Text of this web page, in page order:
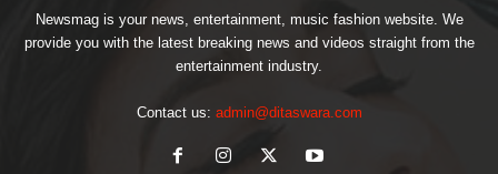
Newsmag is your news, entertainment, music fashion website. We
provide you with the latest breaking news and videos straight from the
entertainment industry.
Contact us: admin@ditaswara.com